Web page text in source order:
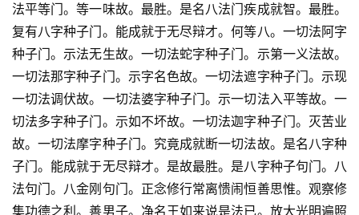
法平等门。等一味故。最胜。是名八法门疾成就智。最胜。
复有八字种子门。能成就于无尽辩才。何等八。一切法阿字
种子门。示法无生故。一切法蛇字种子门。示第一义法故。
一切法那字种子门。示字名色故。一切法遮字种子门。示现
一切法调伏故。一切法婆字种子门。示一切法入平等故。一
切法多字种子门。示如不坏故。一切法迦字种子门。灭苦业
故。一切法摩字种子门。究竟成就断一切法故。是名八字种
子门。能成就于无尽辩才。是故最胜。是八字种子句门。八
法句门。八金刚句门。正念修行常离愦闹恒善思惟。观察修
集功德之利。善男子。净名王如来说是法已。放大光明遍照